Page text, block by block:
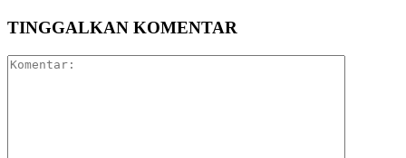
TINGGALKAN KOMENTAR